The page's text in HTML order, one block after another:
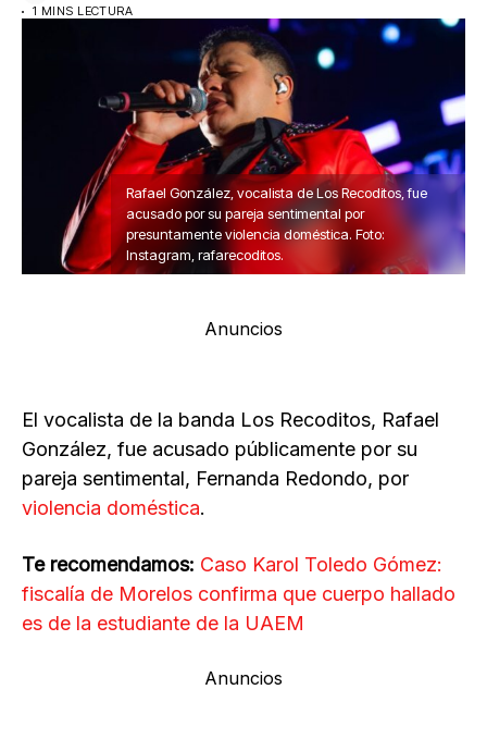
1 MINS LECTURA
Rafael González, vocalista de Los Recoditos, fue
acusado por su pareja sentimental por
presuntamente violencia doméstica. Foto:
Instagram, rafarecoditos.
Anuncios
El vocalista de la banda Los Recoditos, Rafael
González, fue acusado públicamente por su
pareja sentimental, Fernanda Redondo, por
violencia doméstica.
Te recomendamos: Caso Karol Toledo Gómez:
fiscalía de Morelos confirma que cuerpo hallado
es de la estudiante de la UAEM
Anuncios